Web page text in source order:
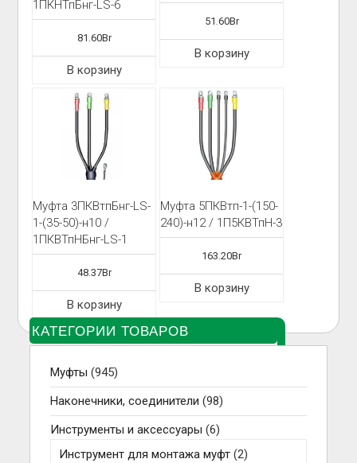
1ПКНТпБнг-LS-6
81.60Br
В корзину
51.60Br
В корзину
Муфта 3ПКВтпБнг-LS-
1-(35-50)-н10 /
1ПКВТпНБнг-LS-1
48.37Br
В корзину
Муфта 5ПКВтп-1-(150-
240)-н12 / 1П5КВТпН-3
163.20Br
В корзину
КАТЕГОРИИ ТОВАРОВ
Муфты (945)
Наконечники, соединители (98)
Инструменты и аксессуары (6)
Инструмент для монтажа муфт (2)